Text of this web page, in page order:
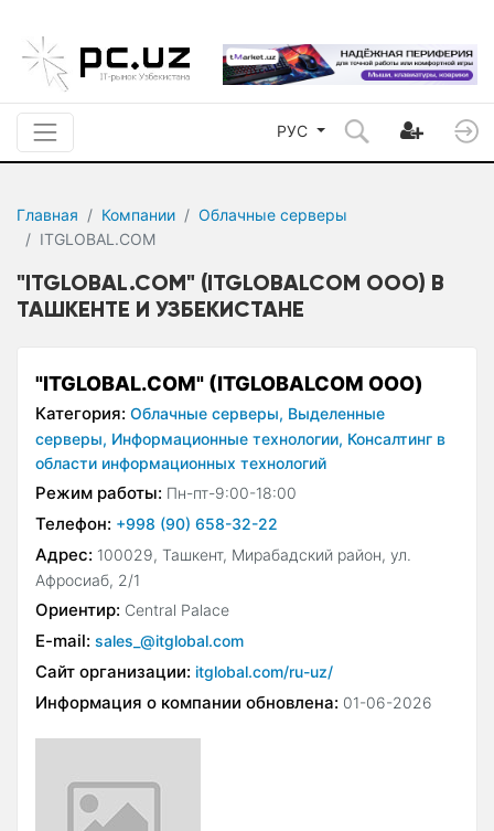
РУС
Главная Компании
Облачные серверы
ITGLOBAL.COM
"ITGLOBAL.COM" (ITGLOBALCOM ООО) В
ТАШКЕНТЕ И УЗБЕКИСТАНЕ
"ITGLOBAL.COM" (ITGLOBALCOM ООО)
Категория: Облачные серверы, Выделенные
серверы, Информационные технологии, Консалтинг в
области информационных технологий
Режим работы: Пн-пт-9:00-18:00
Телефон: +998 (90) 658-32-22
Адрес: 100029, Ташкент, Мирабадский район, ул.
Афросиаб, 2/1
Ориентир: Central Palace
E-mail: sales_@itglobal.com
Сайт организации: itglobal.com/ru-uz/
Информация о компании обновлена: 01-06-2026